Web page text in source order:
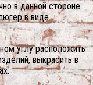
в данной стороне
в виде
углу расположить
выкрасить в